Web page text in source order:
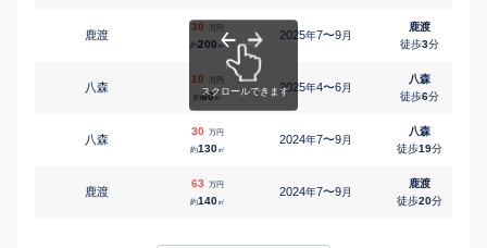
鹿渡
30 万円
約200 ㎡
2025年7〜9月
鹿渡
徒歩3分
八森
10 万円
約60㎡
2025年4〜6月
八森
徒歩6分
八森
30 万円
約130㎡
2024年7〜9月
八森
徒歩19分
鹿渡
63 万円
約140㎡
2024年7〜9月
鹿渡
徒歩20分